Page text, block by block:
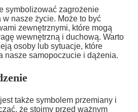
symbolizować zagrożenie
nasze życie. Może to być
zewnętrznymi, które mogą
wewnętrzną i duchową. Warto
osoby lub sytuacje, które
nasze samopoczucie i dążenia.
także symbolem przemiany i
że stoimy przed ważnym